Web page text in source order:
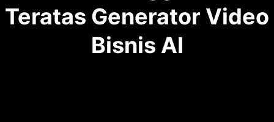
Teratas Generator Video
Bisnis AI